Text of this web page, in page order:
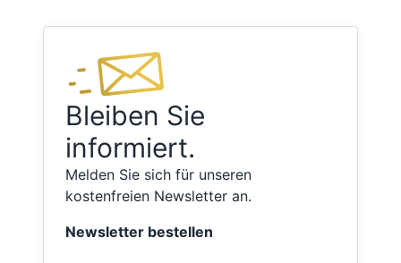
Bleiben Sie
informiert.
Melden Sie sich für unseren
kostenfreien Newsletter an.